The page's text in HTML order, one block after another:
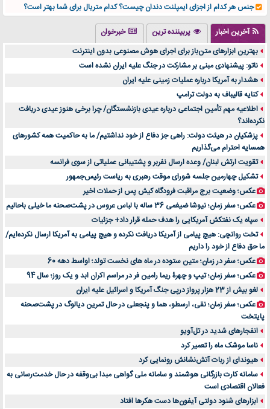
جنس هر کدام از اجزای ایمپلنت دندان چیست؟ کدام متریال برای شما بهتر است؟
تولید لیوان کاغذی یک کسب‌ و کار پر سود و رو‌ به‌ رشد در بازار ایران
درد زانو بعد از تمرین با تردمیل؟ شاید مشکل از این انتخاب باشد
آینده موسیقی هم‌اکنون در اینجاست
بهترین راه تبلیغات کلینیک زیبایی و افزایش مشتری کدام است؟
مقایسه قالب آسترا با وودمارت و فلت‌سام (فارسی)
خرید سمعک کارکرده یا دست دوم | نکات مهم قبل از تصمیم‌گیری
خرید و فروش قطعات سرور دست دوم در ماهان شبکه ایرانیان
اهمیت انتخاب بهترین وکیل در سعادت آباد برای پرونده‌های حساس و کلان
لیفتراک صفر؛ راهنمای جامع خرید، قیمت و فروش در ایران
راهنمای جامع بهترین کفش ورزشی برای دویدن و استفاده روزمره | بررسی ۱۲ مدل برتر
آخرین اخبار پربیننده ترین
خبرخوان
بهترین ابزارهای متن‌باز برای اجرای هوش مصنوعی بدون اینترنت
ناتو: پیشنهادی مبنی بر مشارکت در جنگ علیه ایران نشده است
هشدار به آمریکا درباره عملیات زمینی علیه ایران
کنایه قالیباف به دولت ترامپ
اطلاعیه مهم تأمین اجتماعی درباره عیدی بازنشستگان/ چرا برخی هنوز عیدی دریافت
نکرده‌اند؟
پزشکیان در هیئت دولت: راهی جز دفاع از خود نداشتیم/ ما به حاکمیت همه کشورهای
همسایه احترام می‌گذاریم
تقویت ارتش لبنان/ وعده ارسال نفربر و پشتیبانی عملیاتی از سوی فرانسه
تشکیل چهارمین جلسه شورای موقت رهبری به ریاست رئیس‌جمهور
عکس؛ وضعیت برج مراقبت فرودگاه کیش پس از حملات اخیر
عکس؛ سفر زمان؛ نیوشا ضیغمی 36 ساله با لباس عروس در پشت‌صحنه ما خیلی باحالیم
سپاه یک نفتکش آمریکایی را هدف حمله قرار داد+ جزئیات
تخت روانچی: هیچ پیامی از آمریکا دریافت نکرده و هیچ پیامی به آمریکا ارسال نکرده‌ایم/
ما حق دفاع از خود را داریم
عکس؛ سفر در زمان؛ متین ستوده در ماه های نخست تولد؛ اواسط دهه 60
عکس؛ سفر زمان؛ تیپ و چهرۀ ریما رامین فر در مراسم اکران ابد و یک روز؛ سال 94
لغو بیش از 23 هزار پرواز درپی جنگ آمریکا و اسرائیل علیه ایران
عکس؛ سفر زمان؛ نقی، ارسطو، هما و پنجعلی در حال تمرین دیالوگ در پشت‌صحنه
پایتخت
انفجارهای شدید در تل‌آویو
ناسا موشک ماه را تعمیر کرد
هیوندای از ربات آتش‌نشانش رونمایی کرد
سامانه کارت بازرگانی هوشمند و سامانه ملی گواهی مبدا بی‌وقفه در حال خدمت‌رسانی به
فعالان اقتصادی است
ابزارهای شنود دولتی آیفون‌ها دست هکرها افتاد